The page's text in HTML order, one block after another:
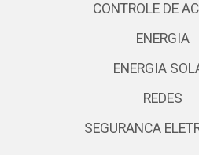
CONTROLE DE
ENERGIA
ENERGIA
REDES
SEGURANCA